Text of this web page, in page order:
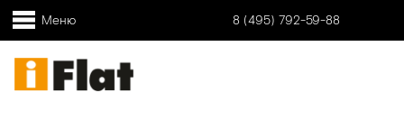
Меню 8 (495) 792-59-88